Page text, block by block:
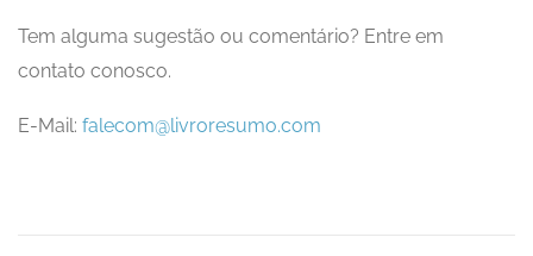
Tem alguma sugestão ou comentário? Entre em
contato conosco.
E-Mail: falecom@livroresumo.com